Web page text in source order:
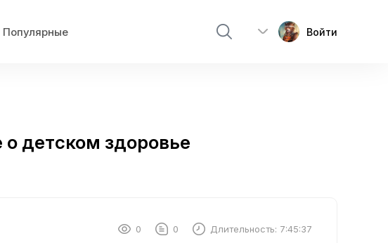
Популярные Войти
детском здоровье
0 0 Длительность: 7:45:37